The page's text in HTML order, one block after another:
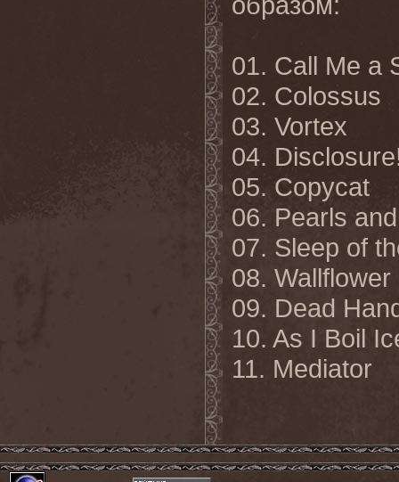
01. Call Me a
02. Colossus
03. Vortex
04.
05. Copycat
06. Pearls
07. Sleep of
08. Wallflower
09. Dead
10. As I Boil
11. Mediator